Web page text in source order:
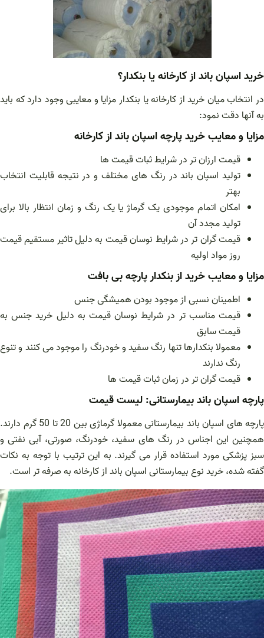
خرید اسپان باند از کارخانه یا بنکدار؟
در انتخاب میان خرید از کارخانه یا بنکدار مزایا و معایبی وجود دارد که باید
به آنها دقت نمود:
مزایا و معایب خرید پارچه اسپان باند از کارخانه
قیمت ارزان تر در شرایط ثبات قیمت ها
تولید اسپان باند در رنگ های مختلف و در نتیجه قابلیت انتخاب
بهتر
امکان اتمام موجودی یک گرماژ یا یک رنگ و زمان انتظار بالا برای
تولید مجدد آن
قیمت گران تر در شرایط نوسان قیمت به دلیل تاثیر مستقیم قیمت
روز مواد اولیه
مزایا و معایب خرید از بنکدار پارچه بی بافت
اطمینان نسبی از موجود بودن همیشگی جنس
قیمت مناسب تر در شرایط نوسان قیمت به دلیل خرید جنس به
قیمت سابق
معمولا بنکدارها تنها رنگ سفید و خودرنگ را موجود می کنند و تنوع
رنگ ندارند
قیمت گران تر در زمان ثبات قیمت ها
پارچه اسپان باند بیمارستانی: لیست قیمت
پارچه های اسپان باند بیمارستانی معمولا گرماژی بین 20 تا 50 گرم دارند.
همچنین این اجناس در رنگ های سفید، خودرنگ، صورتی، آبی نفتی و
سبز پزشکی مورد استفاده قرار می گیرند. به این ترتیب با توجه به نکات
گفته شده، خرید نوع بیمارستانی اسپان باند از کارخانه به صرفه تر است.